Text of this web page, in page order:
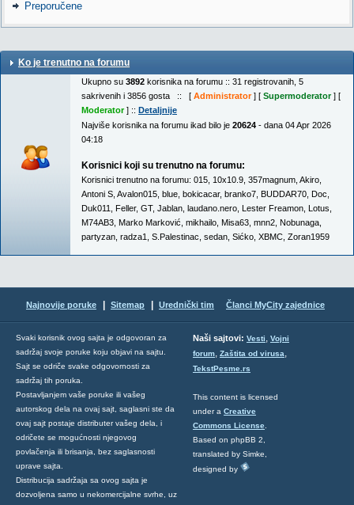
Preporučene
Ko je trenutno na forumu
Ukupno su 3892 korisnika na forumu :: 31 registrovanih, 5
sakrivenih i 3856 gosta :: [ Administrator] [ Supermoderator] [
Moderator] :: Detaljnije
Najviše korisnika na forumu ikad bilo je 20624 - dana 04 Apr 2026
04:18
Korisnici koji su trenutno na forumu:
Korisnici trenutno na forumu: 015 10x10.9 357magnum Akiro
Antoni S Avalon015 blue bokicacar, branko7 BUDDAR70 Doc
Duk011
Feller, GT, Jablan laudano.nero Lester Freamon Lotus
M74AB3 Marko Marković mikhailo Misa63 mnn2 Nobunaga
partyzan radza1 S.Palestinac sedan Sićko XBMC Zoran1959
Najnovije poruke Sitemap Urednički tim Članci MyCity zajednice
Svaki korisnik ovog sajta je odgovoran za
sadržaj svoje poruke koju objavi na sajtu.
Sajt se odriče svake odgovornosti za
sadržaj tih poruka.
Postavljanjem vaše poruke ili vašeg
autorskog dela na ovaj sajt, saglasni ste da
ovaj sajt postaje distributer vašeg dela, i
odričete se mogućnosti njegovog
povlačenja ili brisanja, bez saglasnosti
uprave sajta.
Distribucija sadržaja sa ovog sajta je
dozvoljena samo u nekomercijalne svrhe, uz
Naši sajtovi: Vesti, Vojni
forum, Zaštita od virusa,
TekstPesme.rs
This content is licensed
under a Creative
Commons License
Based on phpBB 2,
translated by Simke,
designed by